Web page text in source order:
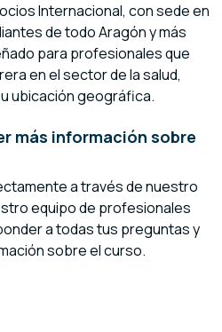
Internacional, con sede en
de todo Aragón y más
para profesionales que
en el sector de la salud,
ubicación geográfica.
más información sobre
a través de nuestro
equipo de profesionales
a todas tus preguntas y
sobre el curso.